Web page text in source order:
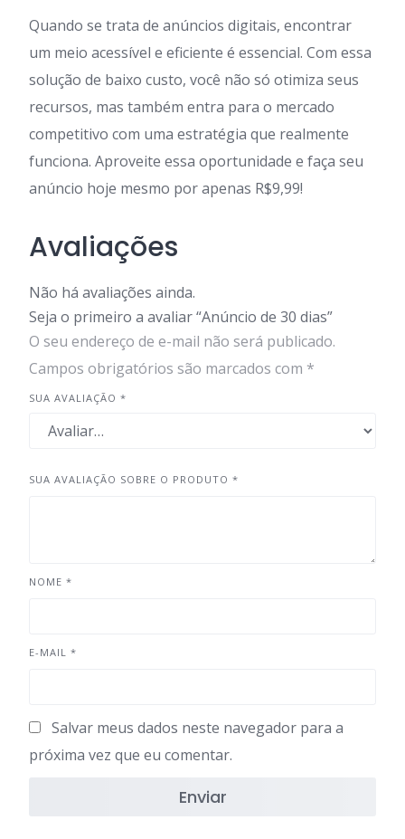
Quando se trata de anúncios digitais, encontrar
um meio acessível e eficiente é essencial. Com essa
solução de baixo custo, você não só otimiza seus
recursos, mas também entra para o mercado
competitivo com uma estratégia que realmente
funciona. Aproveite essa oportunidade e faça seu
anúncio hoje mesmo por apenas R$9,99!
Avaliações
Não há avaliações ainda.
Seja o primeiro a avaliar “Anúncio de 30 dias”
O seu endereço de e-mail não será publicado.
Campos obrigatórios são marcados com *
SUA AVALIAÇÃO *
SUA AVALIAÇÃO SOBRE O PRODUTO *
NOME *
E-MAIL *
Salvar meus dados neste navegador para a
próxima vez que eu comentar.